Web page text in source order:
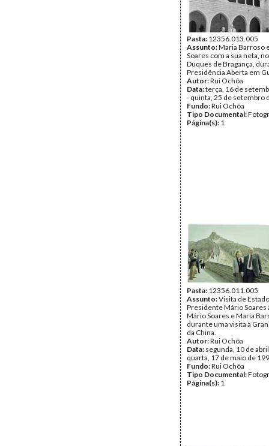
Pasta: 12356.013.005
Assunto:Maria Barroso
Soares com a sua neta,
Duques de Bragança,
Presidência Aberta em
Autor:Rui Ochôa
Data:terça, 16 de
- quinta, 25 de setembro
Fundo:Rui Ochôa
Tipo Documental:
Página(s): 1
Pasta: 12356.011.005
Assunto:Visita de
Presidente Mário Soares
Mário Soares e Maria
durante uma visita à
da China.
Autor:Rui Ochôa
Data: segunda, 10 de
quarta, 17 de maio de
Fundo:Rui Ochôa
Tipo Documental:
Página(s): 1